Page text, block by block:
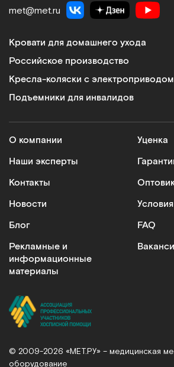
met@met.ru
Кровати для домашнего ухода
Российское производство
Кресла-коляски с электроприводом
Подъемники для инвалидов
О компании
Наши эксперты
Контакты
Новости
Блог
Рекламные и
информационные
материалы
Уценка
FAQ
© 2009-2026 «МЕТ.РУ» – медицинская
оборудование